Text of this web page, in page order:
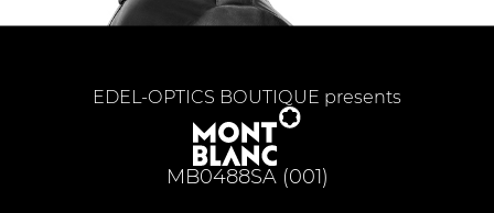
MB0488SA (001)
EDEL-OPTICS BOUTIQUE presents